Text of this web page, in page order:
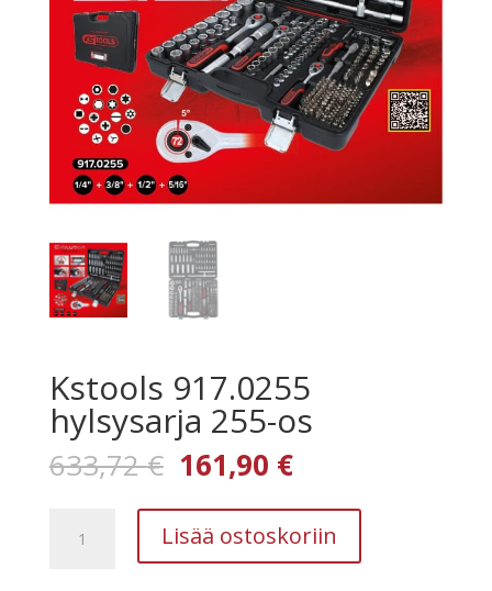
Kstools 917.0255
hylsysarja 255-os
633,72€ Alkuperäinen
hinta
oli:
633,72 €.
161,90 €Nykyinen
hinta
on:
161,90 €.
917.0255
Lisää ostoskoriin